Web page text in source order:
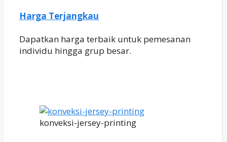
Harga Terjangkau
Dapatkan harga terbaik untuk pemesanan
individu hingga grup besar.
konveksi-jersey-printing